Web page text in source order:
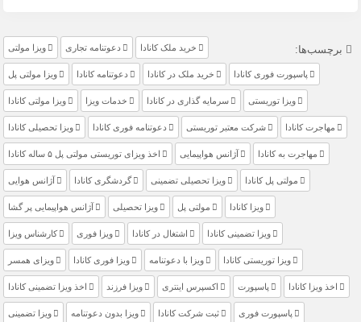
برچسب‌ها: خرید ملک کانادا دعوتنامه تجاری ویزا مولتی
پاسپورت فوری کانادا خرید ملک در کانادا دعوتنامه کانادا ویزا مولتی پل
ویزا توریستی سرمایه گذاری در کانادا خدمات ویزا ویزا مولتی کانادا
مهاجرت کانادا شرکت معتبر توریستی دعوتنامه فوری کانادا ویزا تحصیلی کانادا
مهاجرت به کانادا آژانس هواپیمایی اخذ ویزای توریستی مولتی پل ۵ ساله کانادا
مولتی پل کانادا ویزا تحصیلی تضمینی گردشگری کانادا آژانس هوایی
ویزا کانادا مولتی پل ویزا تحصیلی آژانس هواپیمایی پر گشا
ویزا تضمینی کانادا اشتغال در کانادا ویزا فوری کارشناس ویزا
ویزا توریستی کانادا ویزا با دعوتنامه ویزا فوری کانادا ویزای همسر
اخذ ویزا کانادا پاسپورت اکسپرس اینتری ویزا فرزند اخذ ویزا تضمینی کانادا
پاسپورت فوری ثبت شرکت کانادا ویزا بدون دعوتنامه ویزا تضمینی